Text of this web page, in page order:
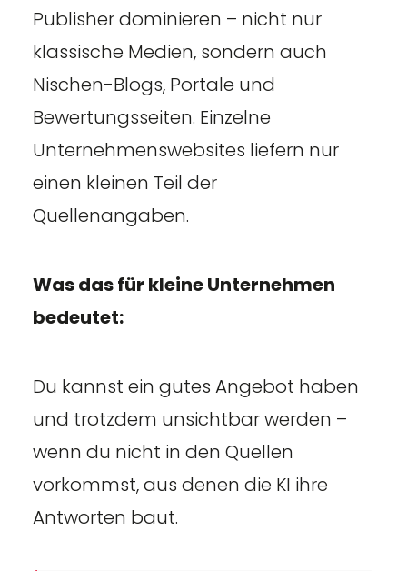
Publisher dominieren – nicht nur
klassische Medien, sondern auch
Nischen-Blogs, Portale und
Bewertungsseiten. Einzelne
Unternehmenswebsites liefern nur
einen kleinen Teil der
Quellenangaben.
Was das für kleine Unternehmen
bedeutet:
Du kannst ein gutes Angebot haben
und trotzdem unsichtbar werden –
wenn du nicht in den Quellen
vorkommst, aus denen die KI ihre
Antworten baut.